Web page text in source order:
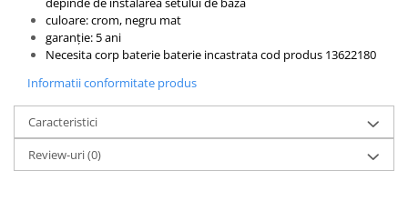
culoare: crom, negru mat
garanție: 5 ani
Necesita corp baterie baterie incastrata cod produs 13622180
Informatii conformitate produs
Caracteristici
Review-uri(0)